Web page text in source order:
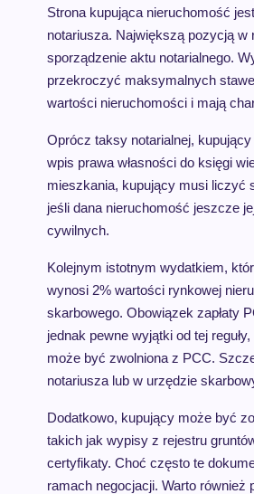
Strona kupująca nieruchomość
notariusza. Największą pozycją
sporządzenie aktu notarialnego.
przekroczyć maksymalnych
wartości nieruchomości i mają
Oprócz taksy notarialnej,
wpis prawa własności do księgi
mieszkania, kupujący musi liczyć
jeśli dana nieruchomość jeszcze
cywilnych.
Kolejnym istotnym wydatkiem,
wynosi 2% wartości rynkowej
skarbowego. Obowiązek zapłaty
jednak pewne wyjątki od tej
może być zwolniona z PCC.
notariusza lub w urzędzie
Dodatkowo, kupujący może być
takich jak wypisy z rejestru
certyfikaty. Choć często te
ramach negocjacji. Warto również